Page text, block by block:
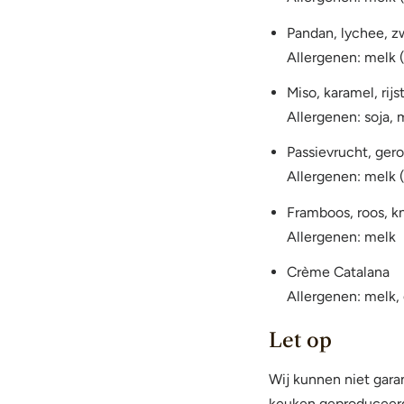
Pandan, lychee,
Allergenen: melk
Miso, karamel,
Allergenen: soja,
Passievrucht,
Allergenen: melk
Framboos, roos,
Allergenen: melk
Crème Catalana
Allergenen: melk,
Let op
Wij kunnen niet